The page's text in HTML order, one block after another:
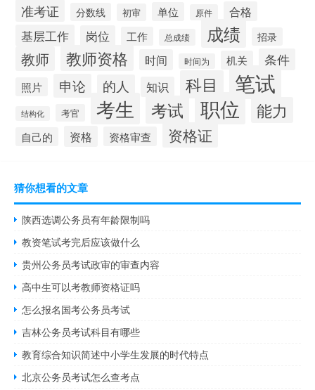
准考证 分数线 初审 单位 原件 合格
基层工作 岗位 工作 总成绩 成绩 招录
教师 教师资格 时间 时间为 机关 条件
照片 申论 的人 知识 科目 笔试
结构化 考官 考生 考试 职位 能力
自己的 资格 资格审查 资格证
猜你想看的文章
陕西选调公务员有年龄限制吗
教资笔试考完后应该做什么
贵州公务员考试政审的审查内容
高中生可以考教师资格证吗
怎么报名国考公务员考试
吉林公务员考试科目有哪些
教育综合知识简述中小学生发展的时代特点
北京公务员考试怎么查考点